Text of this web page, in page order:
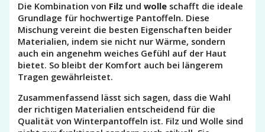
Die Kombination von Filz undwolle schafft die ideale
Grundlage für hochwertige Pantoffeln. Diese
Mischung vereint die besten Eigenschaften beider
Materialien, indem sie nicht nur Wärme, sondern
auch ein angenehm weiches Gefühl auf der Haut
bietet. So bleibt der Komfort auch bei längerem
Tragen gewährleistet.
Zusammenfassend lässt sich sagen, dass die Wahl
der richtigen Materialien entscheidend für die
Qualität von Winterpantoffeln ist. Filz und Wolle sind